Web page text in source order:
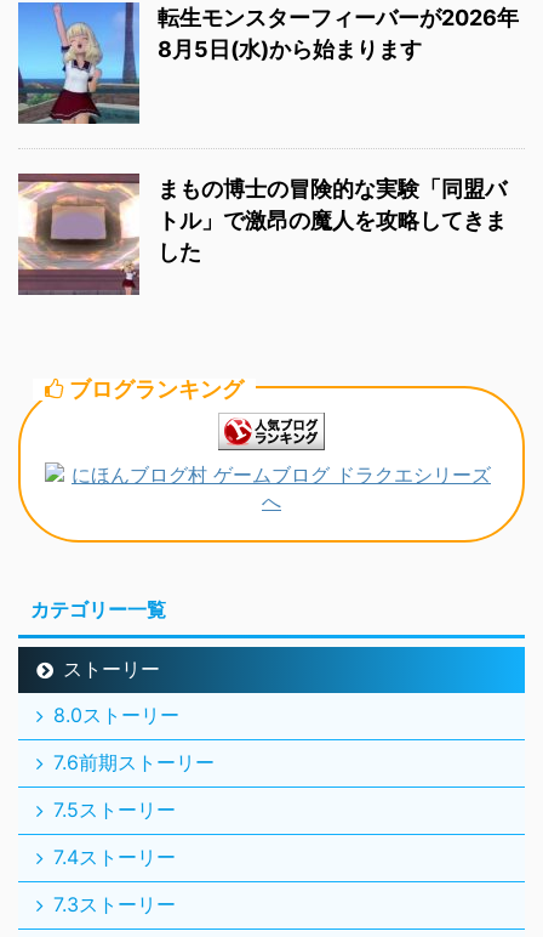
転生モンスターフィーバーが2026年
8月5日(水)から始まります
まもの博士の冒険的な実験「同盟バ
トル」で激昂の魔人を攻略してきま
した
ブログランキング
カテゴリー一覧
ストーリー
8.0ストーリー
7.6前期ストーリー
7.5ストーリー
7.4ストーリー
7.3ストーリー